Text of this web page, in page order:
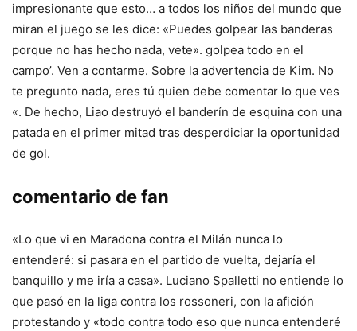
impresionante que esto… a todos los niños del mundo que
miran el juego se les dice: «Puedes golpear las banderas
porque no has hecho nada, vete». golpea todo en el
campo’. Ven a contarme. Sobre la advertencia de Kim. No
te pregunto nada, eres tú quien debe comentar lo que ves
«. De hecho, Liao destruyó el banderín de esquina con una
patada en el primer mitad tras desperdiciar la oportunidad
de gol.
comentario de fan
«Lo que vi en Maradona contra el Milán nunca lo
entenderé: si pasara en el partido de vuelta, dejaría el
banquillo y me iría a casa». Luciano Spalletti no entiende lo
que pasó en la liga contra los rossoneri, con la afición
protestando y «todo contra todo eso que nunca entenderé